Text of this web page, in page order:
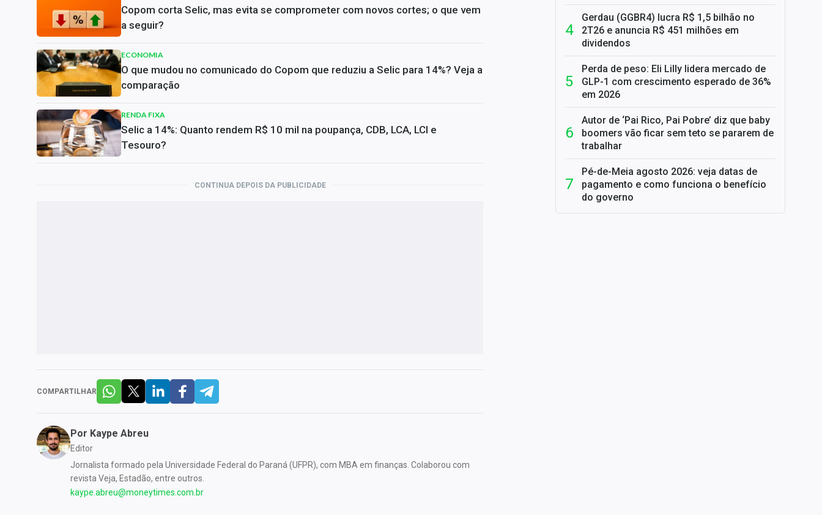
Copom corta Selic, mas evita se comprometer com novos cortes; o que vem
a seguir?
ECONOMIA
O que mudou no comunicado do Copom que reduziu a Selic para 14%? Veja a
comparação
RENDA FIXA
Selic a 14%: Quanto rendem R$ 10 mil na poupança, CDB, LCA, LCI e
Tesouro?
CONTINUA DEPOIS DA PUBLICIDADE
COMPARTILHAR
Por Kaype Abreu
Editor
Jornalista formado pela Universidade Federal do Paraná (UFPR), com MBA em finanças. Colaborou com
revista Veja, Estadão, entre outros.
kaype.abreu@moneytimes.com.br
Gerdau (GGBR4) lucra R$ 1,5 bilhão no
2T26 e anuncia R$ 451 milhões em
dividendos
Perda de peso: Eli Lilly lidera mercado de
GLP-1 com crescimento esperado de 36%
em 2026
Autor de ‘Pai Rico, Pai Pobre’ diz que baby
boomers vão ficar sem teto se pararem de
trabalhar
Pé-de-Meia agosto 2026: veja datas de
pagamento e como funciona o benefício
do governo